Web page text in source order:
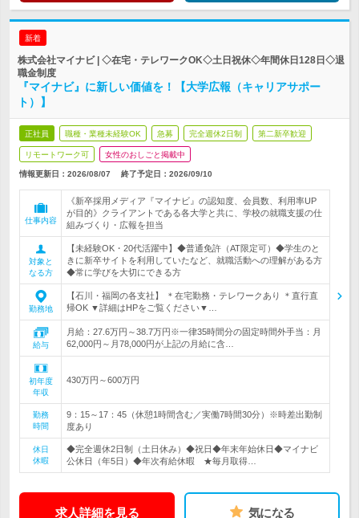
新着
株式会社マイナビ | ◇在宅・テレワークOK◇土日祝休◇年間休日128日◇退
職金制度
『マイナビ』に新しい価値を！【大学広報（キャリアサポー
ト）】
正社員 職種・業種未経験OK 急募 完全週休2日制 第二新卒歓迎
リモートワーク可 女性のおしごと掲載中
情報更新日：2026/08/07 終了予定日： 2026/09/10
仕事内容
《新卒採用メディア『マイナビ』の認知度、会員数、利用率UP
が目的》クライアントである各大学と共に、学校の就職支援の仕
組みづくり・広報を担当
対象と
なる方
【未経験OK・20代活躍中】◆普通免許（AT限定可）◆学生のと
きに新卒サイトを利用していたなど、就職活動への理解がある方
◆常に学びを大切にできる方
勤務地
【石川・福岡の各支社】 ＊在宅勤務・テレワークあり ＊直行直
帰OK ▼詳細はHPをご覧ください▼…
給与
月給：27.6万円～38.7万円※一律35時間分の固定時間外手当：月
62,000円～月78,000円が上記の月給に含…
初年度
年収
430万円～600万円
勤務
時間
9：15～17：45（休憩1時間含む／実働7時間30分）※時差出勤制
度あり
休日
休暇
◆完全週休2日制（土日休み）◆祝日◆年末年始休日◆マイナビ
公休日（年5日）◆年次有給休暇 ★毎月取得…
求人詳細を見る 気になる